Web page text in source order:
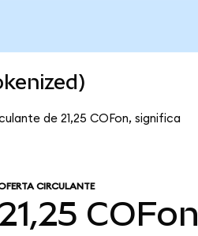
de 21,25 COFon, significa
CIRCULANTE
COFon